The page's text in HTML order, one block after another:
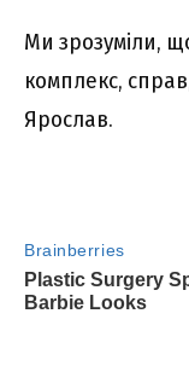
Ми зрозуміли,
комплекс,
Ярослав.